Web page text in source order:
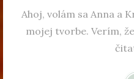
Ahoj, volám sa Anna a
mojej tvorbe. Verím,